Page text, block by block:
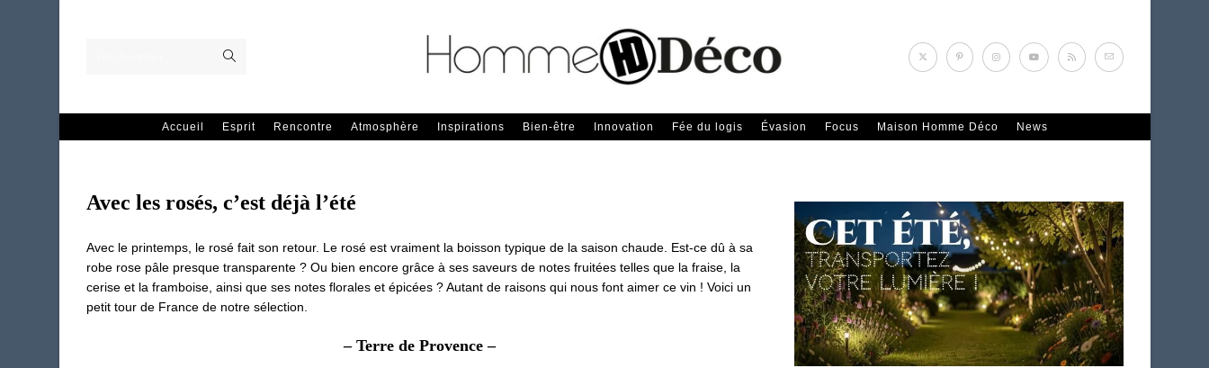
recherche
Accueil Esprit Rencontre Atmosphère Inspirations Bien-être Innovation Fée du logis Évasion Focus Maison Homme Déco News
Avec les rosés, c’est déjà l’été
Avec le printemps, le rosé fait son retour. Le rosé est vraiment la boisson typique de la saison chaude. Est-ce dû à sa
robe rose pâle presque transparente ? Ou bien encore grâce à ses saveurs de notes fruitées telles que la fraise, la
cerise et la framboise, ainsi que ses notes florales et épicées ? Autant de raisons qui nous font aimer ce vin ! Voici un
petit tour de France de notre sélection.
– Terre de Provence –